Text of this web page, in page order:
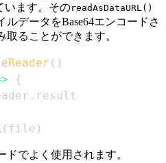
います。そのreadAsDataURL()
データをBase64エンコードさ
ることができます。
( )
{
. result
( file )
でよく使用されます。